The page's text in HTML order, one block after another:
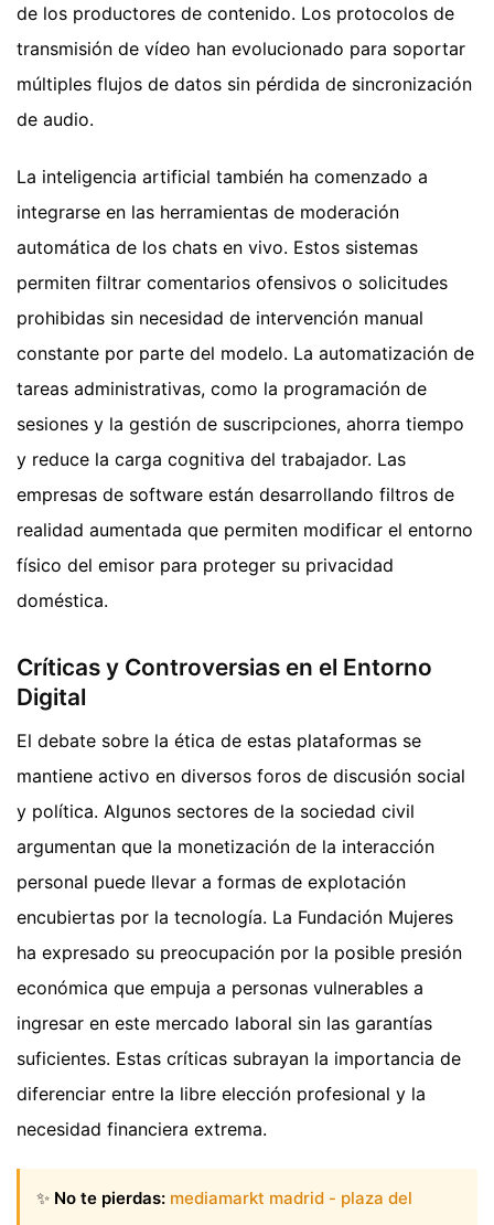
de los productores de contenido. Los protocolos de
transmisión de vídeo han evolucionado para soportar
múltiples flujos de datos sin pérdida de sincronización
de audio.
La inteligencia artificial también ha comenzado a
integrarse en las herramientas de moderación
automática de los chats en vivo. Estos sistemas
permiten filtrar comentarios ofensivos o solicitudes
prohibidas sin necesidad de intervención manual
constante por parte del modelo. La automatización de
tareas administrativas, como la programación de
sesiones y la gestión de suscripciones, ahorra tiempo
y reduce la carga cognitiva del trabajador. Las
empresas de software están desarrollando filtros de
realidad aumentada que permiten modificar el entorno
físico del emisor para proteger su privacidad
doméstica.
Críticas y Controversias en el Entorno
Digital
El debate sobre la ética de estas plataformas se
mantiene activo en diversos foros de discusión social
y política. Algunos sectores de la sociedad civil
argumentan que la monetización de la interacción
personal puede llevar a formas de explotación
encubiertas por la tecnología. La Fundación Mujeres
ha expresado su preocupación por la posible presión
económica que empuja a personas vulnerables a
ingresar en este mercado laboral sin las garantías
suficientes. Estas críticas subrayan la importancia de
diferenciar entre la libre elección profesional y la
necesidad financiera extrema.
✨ No te pierdas: mediamarkt madrid - plaza del